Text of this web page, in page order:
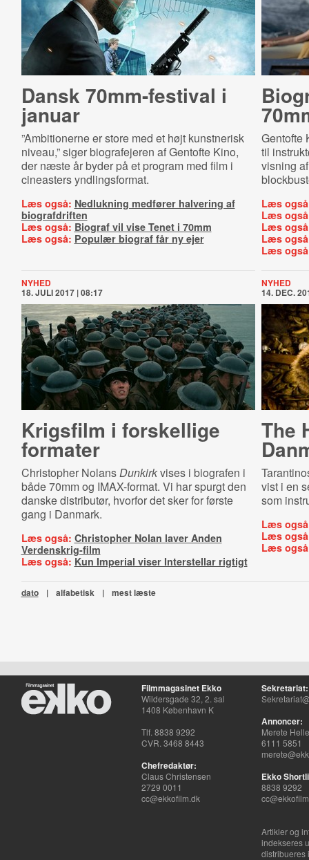
Dansk 70mm-festival i
januar
”Ambitionerne er store med et højt kunstnerisk
niveau,” siger biografejeren af Gentofte Kino,
der næste år byder på et program med film i
cineasters yndlingsformat.
Læs også: Nedlukning medfører halvering af
biografdriften
Læs også: Biograf vil vise Tenet i 70mm
Læs også: Populær biograf får ny ejer
Gentofte
til
visning
Læs
Læs
Læs
Læs
Læs
NYHED
18. JULI 2017 | 08:17
Krigsfilm i forskellige
formater
Christopher NolansDunkirkvises i biografen i
både 70mm og IMAX-format. Vi har spurgt den
danske distributør, hvorfor det sker for første
gang i Danmark.
Læs også: Christopher Nolan laver Anden
Verdenskrig-film
Læs også: Kun Imperial viser Interstellar rigtigt
NYHED
14. DEC.
The
vist i en
som
Læs
Læs
Læs
dato | alfabetisk | mest læste
Filmmagasinet Ekko
Wildersgade 32, 2. sal
1408 København K
Tlf. 8838 9292
CVR. 3468 8443
Chefredaktør:
Claus Christensen
2729 0011
cc@ekkofilm.dk
Sekretariat:
Annoncer:
Merete
6111 5851
Ekko
8838 9292
Artikler og
indekseres
distribueres